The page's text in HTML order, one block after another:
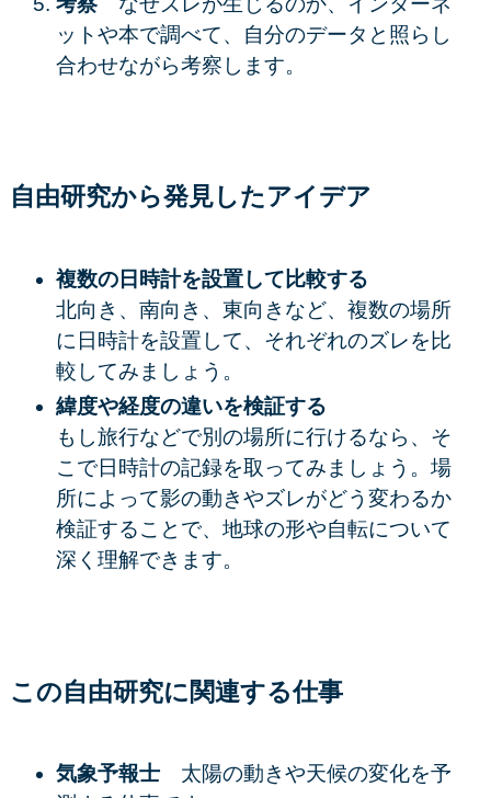
ットや本で調べて、自分のデータと照らし
合わせながら考察します。
自由研究から発見したアイデア
複数の日時計を設置して比較する
北向き、南向き、東向きなど、複数の場所
に日時計を設置して、それぞれのズレを比
較してみましょう。
緯度や経度の違いを検証する
もし旅行などで別の場所に行けるなら、そ
こで日時計の記録を取ってみましょう。場
所によって影の動きやズレがどう変わるか
検証することで、地球の形や自転について
深く理解できます。
この自由研究に関連する仕事
気象予報士 太陽の動きや天候の変化を予